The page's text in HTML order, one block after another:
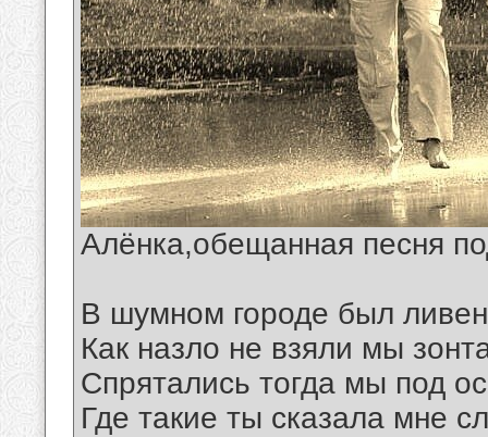
Алёнка,обещанная песня
В шумном городе был
Как назло не взяли мы
Спрятались тогда мы под
Где такие ты сказала мне